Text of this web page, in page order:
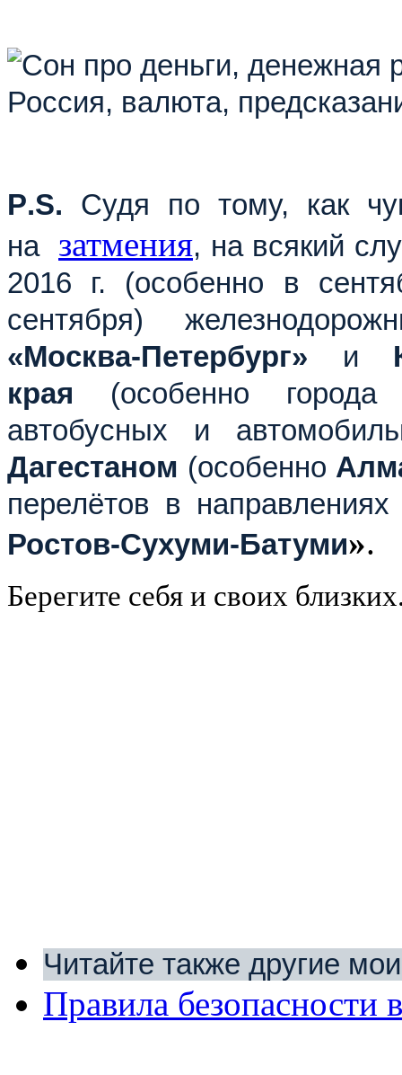
P.S. Судя по тому, как
на затмения, на всякий
2016 г. (особенно в
сентября)
«Москва-Петербург» и
края (особенно
автобусных и
Дагестаном (особенно
перелётов в
Ростов-Сухуми-Батуми».
Берегите себя и своих
Читайте также другие
Правила безопасности